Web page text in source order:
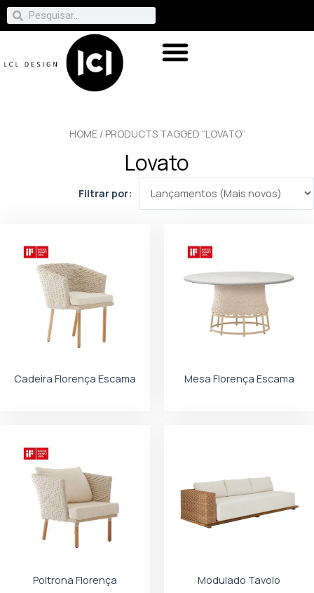
HOME/ PRODUCTS TAGGED “LOVATO”
Lovato
Filtrar por:
Cadeira Florença Escama Mesa Florença Escama
Poltrona Florença
Modulado Tavolo